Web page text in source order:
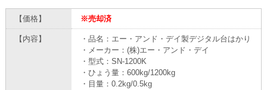
【価格】 ※売却済
【内容】
・品名：エー・アンド・デイ製デジタル台はかり
・メーカー：(株)エー・アンド・デイ
・型式：SN-1200K
・ひょう量：600kg/1200kg
・目量：0.2kg/0.5kg